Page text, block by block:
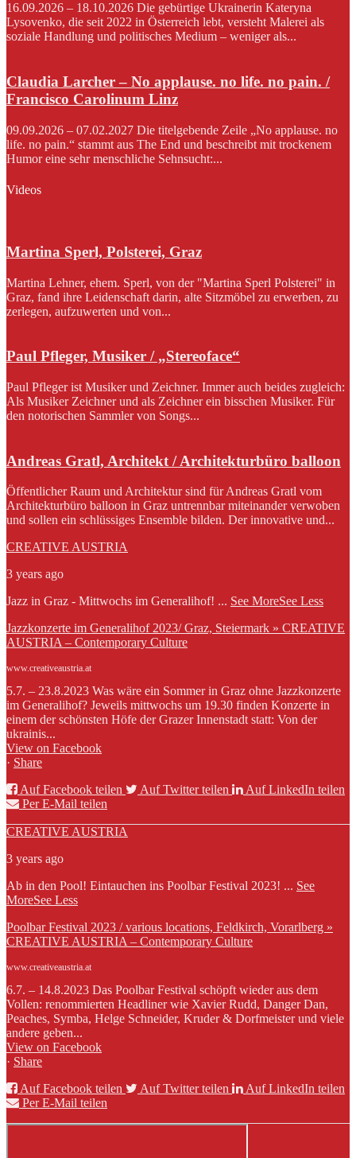
16.09.2026 – 18.10.2026 Die gebürtige Ukrainerin Kateryna
Lysovenko, die seit 2022 in Österreich lebt, versteht Malerei als
soziale Handlung und politisches Medium – weniger als...
Claudia Larcher – No applause. no life. no pain. /
Francisco Carolinum Linz
09.09.2026 – 07.02.2027 Die titelgebende Zeile „No applause. no
life. no pain.“ stammt aus The End und beschreibt mit trockenem
Humor eine sehr menschliche Sehnsucht:...
Videos
Martina Sperl, Polsterei, Graz
Martina Lehner, ehem. Sperl, von der "Martina Sperl Polsterei" in
Graz, fand ihre Leidenschaft darin, alte Sitzmöbel zu erwerben, zu
zerlegen, aufzuwerten und von...
Paul Pfleger, Musiker / „Stereoface“
Paul Pfleger ist Musiker und Zeichner. Immer auch beides zugleich:
Als Musiker Zeichner und als Zeichner ein bisschen Musiker. Für
den notorischen Sammler von Songs...
Andreas Gratl, Architekt / Architekturbüro balloon
Öffentlicher Raum und Architektur sind für Andreas Gratl vom
Architekturbüro balloon in Graz untrennbar miteinander verwoben
und sollen ein schlüssiges Ensemble bilden. Der innovative und...
CREATIVE AUSTRIA
3 years ago
Jazz in Graz - Mittwochs im Generalihof! ... See MoreSee Less
Jazzkonzerte im Generalihof 2023/ Graz, Steiermark » CREATIVE
AUSTRIA – Contemporary Culture
www.creativeaustria.at
5.7. – 23.8.2023 Was wäre ein Sommer in Graz ohne Jazzkonzerte
im Generalihof? Jeweils mittwochs um 19.30 finden Konzerte in
einem der schönsten Höfe der Grazer Innenstadt statt: Von der
ukrainis...
View on Facebook
· Share
Auf Facebook teilen
Auf Twitter teilen
Auf LinkedIn teilen
Per E-Mail teilen
CREATIVE AUSTRIA
3 years ago
Ab in den Pool! Eintauchen ins Poolbar Festival 2023! ... See
MoreSee Less
Poolbar Festival 2023 / various locations, Feldkirch, Vorarlberg »
CREATIVE AUSTRIA – Contemporary Culture
www.creativeaustria.at
6.7. – 14.8.2023 Das Poolbar Festival schöpft wieder aus dem
Vollen: renommierten Headliner wie Xavier Rudd, Danger Dan,
Peaches, Symba, Helge Schneider, Kruder & Dorfmeister und viele
andere geben...
View on Facebook
· Share
Auf Facebook teilen
Auf Twitter teilen
Auf LinkedIn teilen
Per E-Mail teilen